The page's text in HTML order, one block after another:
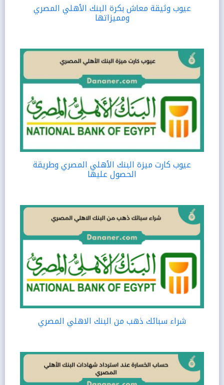
عيوب وثيقة معاش بكرة البنك الأهلي المصري
ومميزاتها
عيوب كارت ميزة البنك الأهلي المصري وطريقة
الحصول عليها
شراء سبائك ذهب من البنك الاهلي المصري